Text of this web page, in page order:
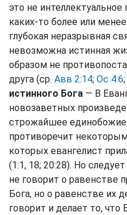
это не
каких-то более или
глубокая неразрывная
невозможна истинная
образом не
друга (ср. Авв 2:14; Ос 4:6;
истинного Бога — В
новозаветных
строжайшее
противоречит
которых евангелист
(1:1, 18; 20:28). Но
не говорит о равенстве
Бога, но о равенстве их
говорит и делает то, что